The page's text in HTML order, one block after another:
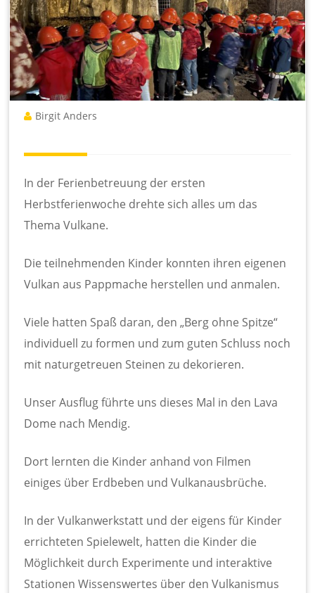
l
S
c
h
ul
eBirgit Anders
In der Ferienbetreuung der ersten
Herbstferienwoche drehte sich alles um das
Thema Vulkane.
Die teilnehmenden Kinder konnten ihren eigenen
Vulkan aus Pappmache herstellen und anmalen.
Viele hatten Spaß daran, den „Berg ohne Spitze“
individuell zu formen und zum guten Schluss noch
mit naturgetreuen Steinen zu dekorieren.
Unser Ausflug führte uns dieses Mal in den Lava
Dome nach Mendig.
Dort lernten die Kinder anhand von Filmen
einiges über Erdbeben und Vulkanausbrüche.
In der Vulkanwerkstatt und der eigens für Kinder
errichteten Spielewelt, hatten die Kinder die
Möglichkeit durch Experimente und interaktive
Stationen Wissenswertes über den Vulkanismus